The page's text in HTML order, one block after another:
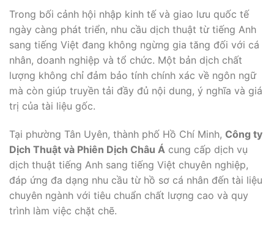
Trong bối cảnh hội nhập kinh tế và giao lưu quốc tế
ngày càng phát triển, nhu cầu dịch thuật từ tiếng Anh
sang tiếng Việt đang không ngừng gia tăng đối với cá
nhân, doanh nghiệp và tổ chức. Một bản dịch chất
lượng không chỉ đảm bảo tính chính xác về ngôn ngữ
mà còn giúp truyền tải đầy đủ nội dung, ý nghĩa và giá
trị của tài liệu gốc.
Tại phường Tân Uyên, thành phố Hồ Chí Minh, Công ty
Dịch Thuật và Phiên Dịch Châu Á cung cấp dịch vụ
dịch thuật tiếng Anh sang tiếng Việt chuyên nghiệp,
đáp ứng đa dạng nhu cầu từ hồ sơ cá nhân đến tài liệu
chuyên ngành với tiêu chuẩn chất lượng cao và quy
trình làm việc chặt chẽ.